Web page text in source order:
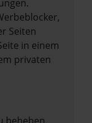
Seiten
in einem
privaten